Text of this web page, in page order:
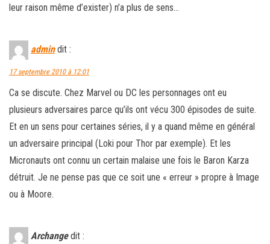
leur raison même d’exister) n’a plus de sens…
admin dit :
17 septembre 2010 à 12:01
Ca se discute. Chez Marvel ou DC les personnages ont eu
plusieurs adversaires parce qu’ils ont vécu 300 épisodes de suite.
Et en un sens pour certaines séries, il y a quand même en général
un adversaire principal (Loki pour Thor par exemple). Et les
Micronauts ont connu un certain malaise une fois le Baron Karza
détruit. Je ne pense pas que ce soit une « erreur » propre à Image
ou à Moore.
Archange dit :